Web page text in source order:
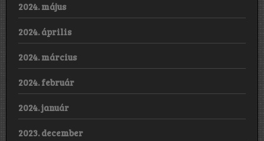
2024. május
2024. április
2024. március
2024. február
2024. január
2023. december